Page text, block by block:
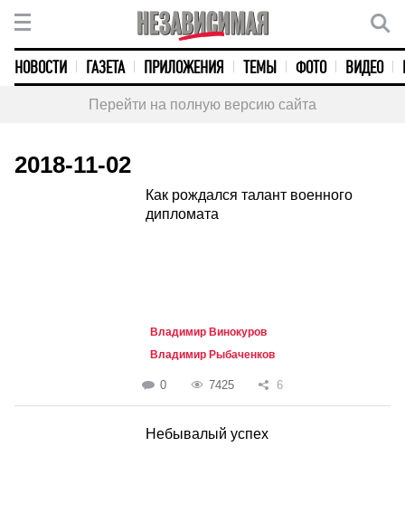
НОВОСТИ ГАЗЕТА ПРИЛОЖЕНИЯ ТЕМЫ ФОТО ВИДЕО
Перейти на полную версию сайта
2018-11-02
Как рождался талант военного
дипломата
Владимир Винокуров
Владимир Рыбаченков
0 7425 6
Небывалый успех